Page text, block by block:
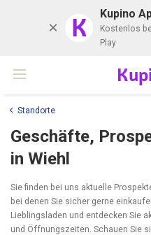
K Kupino
Kostenlos
Play
Standorte
Geschäfte,
in Wiehl
Sie finden bei uns aktuelle
bei denen Sie sicher gerne
Lieblingsladen und entdecken Sie
und Öffnungszeiten. Schauen Sie